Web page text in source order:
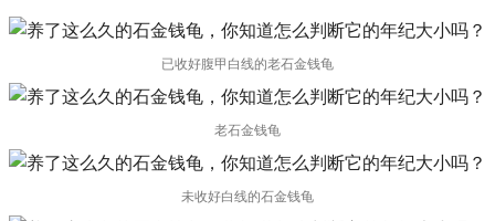
已收好腹甲白线的老石金钱龟
老石金钱龟
未收好白线的石金钱龟